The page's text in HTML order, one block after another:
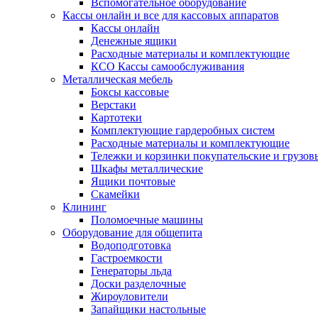
Вспомогательное оборудование
Кассы онлайн и все для кассовых аппаратов
Кассы онлайн
Денежные ящики
Расходные материалы и комплектующие
КСО Кассы самообслуживания
Металлическая мебель
Боксы кассовые
Верстаки
Картотеки
Комплектующие гардеробных систем
Расходные материалы и комплектующие
Тележки и корзинки покупательские и
Шкафы металлические
Ящики почтовые
Скамейки
Клининг
Поломоечные машины
Оборудование для общепита
Водоподготовка
Гастроемкости
Генераторы льда
Доски разделочные
Жироуловители
Запайщики настольные